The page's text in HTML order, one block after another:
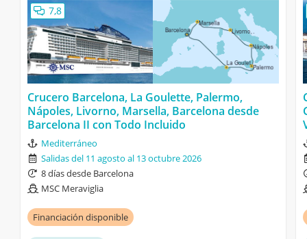
7,8
Crucero Barcelona, La Goulette, Palermo,
Nápoles, Livorno, Marsella, Barcelona desde
Barcelona II con Todo Incluido
Mediterráneo
Salidas del 11 agosto al 13 octubre 2026
8 días desde Barcelona
MSC Meraviglia
Financiación disponible